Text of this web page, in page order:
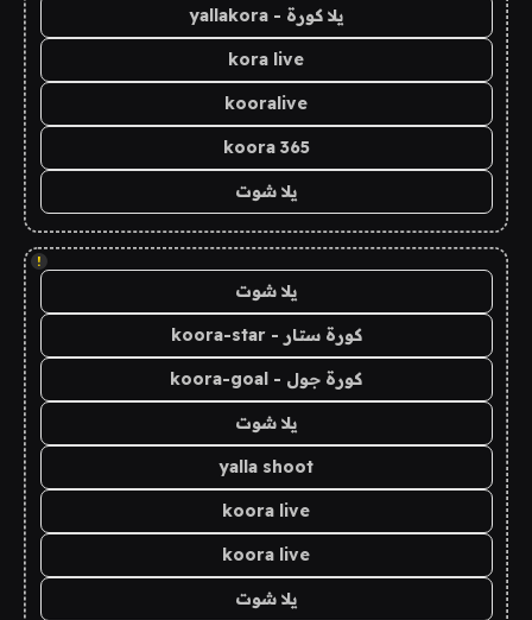
يلا كورة - yallakora
kora live
kooralive
koora 365
يلا شوت
!
يلا شوت
كورة ستار - koora-star
كورة جول - koora-goal
يلا شوت
yalla shoot
koora live
koora live
يلا شوت